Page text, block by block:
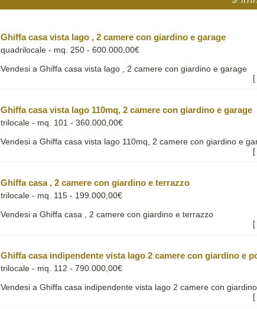
Ghiffa casa vista lago , 2 camere con giardino e garage
quadrilocale - mq. 250 - 600.000,00€
Vendesi a Ghiffa casa vista lago , 2 camere con giardino e garage
[
Ghiffa casa vista lago 110mq, 2 camere con giardino e garage
trilocale - mq. 101 - 360.000,00€
Vendesi a Ghiffa casa vista lago 110mq, 2 camere con giardino e
[
Ghiffa casa , 2 camere con giardino e terrazzo
trilocale - mq. 115 - 199.000,00€
Vendesi a Ghiffa casa , 2 camere con giardino e terrazzo
[
Ghiffa casa indipendente vista lago 2 camere con giardino e
trilocale - mq. 112 - 790.000,00€
Vendesi a Ghiffa casa indipendente vista lago 2 camere con
[